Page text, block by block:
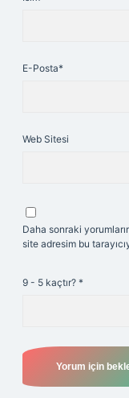
E-Posta*
Web Sitesi
Daha sonraki
site adresim bu
9 - 5 kaçtır? *